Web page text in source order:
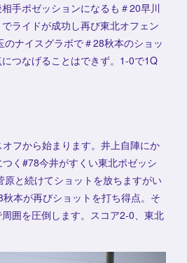
手ポゼッションになるも＃20早川
ライドが成功し再び東北オフェン
ナイスグラボで＃28秋本のショッ
つなげることはできず。1-0で1Q
フから始まります。井上自陣にか
く#78今井がすくい東北ポゼッシ
原と続けてショットを放ちますがい
本が再びショットを打ち得点。そ
囲を圧倒します。スコア2-0、東北